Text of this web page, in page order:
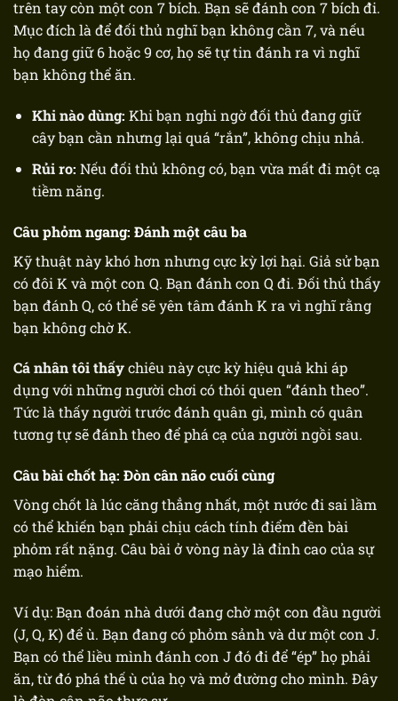
trên tay còn một con 7 bích. Bạn sẽ đánh con 7 bích đi.
Mục đích là để đối thủ nghĩ bạn không cần 7, và nếu
họ đang giữ 6 hoặc 9 cơ, họ sẽ tự tin đánh ra vì nghĩ
bạn không thể ăn.
Khi nào dùng: Khi bạn nghi ngờ đối thủ đang giữ
cây bạn cần nhưng lại quá “rắn”, không chịu nhả.
Rủi ro: Nếu đối thủ không có, bạn vừa mất đi một cạ
tiềm năng.
Câu phỏm ngang: Đánh một câu ba
Kỹ thuật này khó hơn nhưng cực kỳ lợi hại. Giả sử bạn
có đôi K và một con Q. Bạn đánh con Q đi. Đối thủ thấy
bạn đánh Q, có thể sẽ yên tâm đánh K ra vì nghĩ rằng
bạn không chờ K.
Cá nhân tôi thấychiêu này cực kỳ hiệu quả khi áp
dụng với những người chơi có thói quen “đánh theo”.
Tức là thấy người trước đánh quân gì, mình có quân
tương tự sẽ đánh theo để phá cạ của người ngồi sau.
Câu bài chốt hạ: Đòn cân não cuối cùng
Vòng chốt là lúc căng thẳng nhất, một nước đi sai lầm
có thể khiến bạn phải chịucách tính điểm đền bài
phỏmrất nặng. Câu bài ở vòng này là đỉnh cao của sự
mạo hiểm.
Ví dụ: Bạn đoán nhà dưới đang chờ một con đầu người
(J, Q, K) để ù. Bạn đang có phỏm sảnh và dư một con J.
Bạn có thể liều mình đánh con J đó đi để “ép” họ phải
ăn, từ đó phá thế ù của họ và mở đường cho mình. Đây